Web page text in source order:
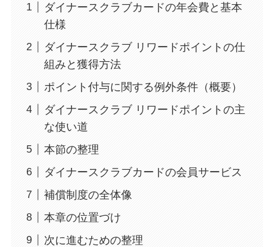
ダイナースクラブカードの年会費と基本
仕様
ダイナースクラブ リワードポイントの仕
組みと獲得方法
ポイント付与に関する例外条件（概要）
ダイナースクラブ リワードポイントの主
な使い道
本節の整理
ダイナースクラブカードの会員サービス
補償制度の全体像
本章の位置づけ
次に進むための整理